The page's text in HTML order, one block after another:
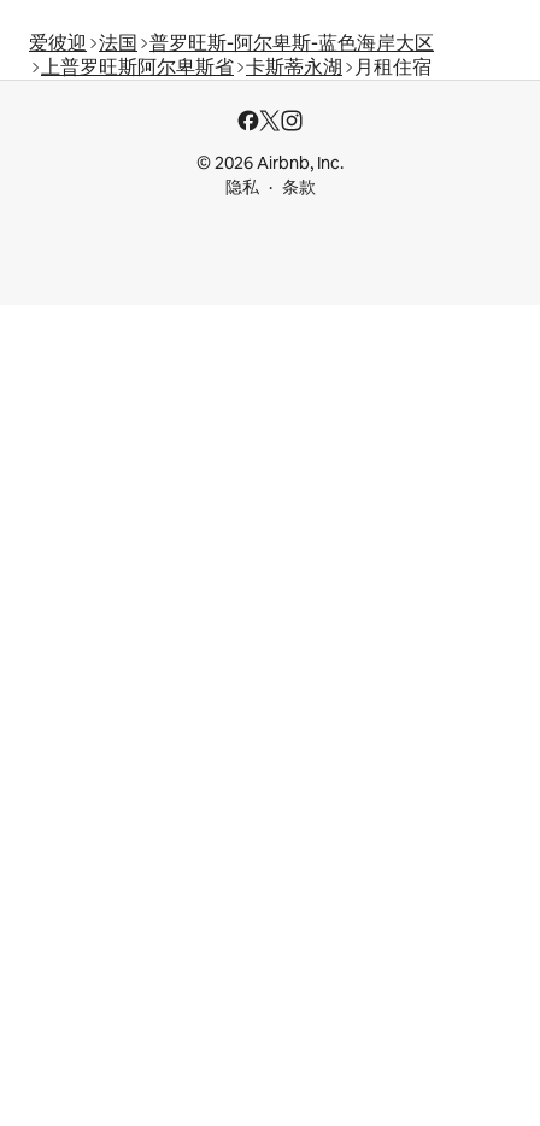
爱彼迎 法国 普罗旺斯-阿尔卑斯-蓝色海岸大区
上普罗旺斯阿尔卑斯省 卡斯蒂永湖 月租住宿
© 2026 Airbnb, Inc.
隐私
条款